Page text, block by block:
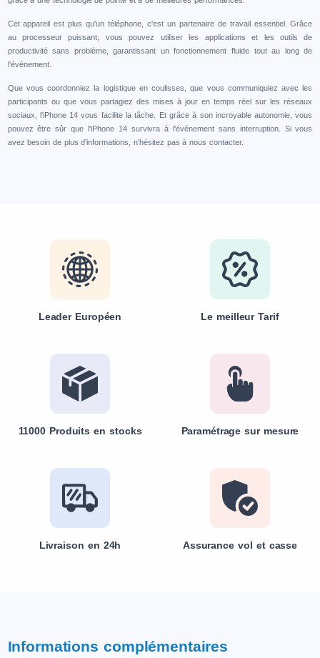
Cet appareil est plus qu'un téléphone, c'est un partenaire de travail essentiel. Grâce
au processeur puissant, vous pouvez utiliser les applications et les outils de
productivité sans problème, garantissant un fonctionnement fluide tout au long de
l'événement.
Que vous coordonniez la logistique en coulisses, que vous communiquiez avec les
participants ou que vous partagiez des mises à jour en temps réel sur les réseaux
sociaux, l'iPhone 14 vous facilite la tâche. Et grâce à son incroyable autonomie, vous
pouvez être sûr que l'iPhone 14 survivra à l'événement sans interruption. Si vous
avez besoin de plus d'informations, n’hésitez pas à nous contacter.
Leader Européen Le meilleur Tarif
11000 Produits en stocks Paramétrage sur mesure
Livraison en 24h Assurance vol et casse
Informations complémentaires